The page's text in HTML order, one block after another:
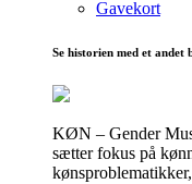
Gavekort
Se historien med et
KØN – Gender
sætter fokus på